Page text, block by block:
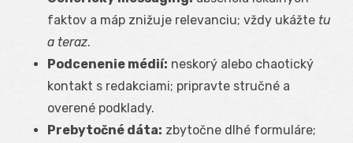
faktov a máp znižuje relevanciu; vždy ukážte tu
a teraz.
Podcenenie médií: neskorý alebo chaotický
kontakt s redakciami; pripravte stručné a
overené podklady.
Prebytočné dáta: zbytočne dlhé formuláre;